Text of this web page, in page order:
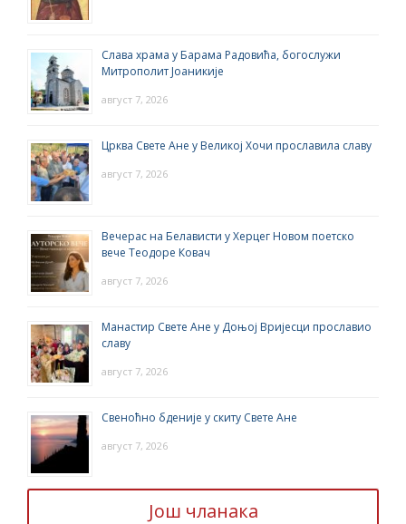
Слава храма у Барама Радовића, богослужи
Митрополит Јоаникије
август 7, 2026
Црква Свете Ане у Великој Хочи прославила славу
август 7, 2026
Вечерас на Белависти у Херцег Новом поетско
вече Теодоре Ковач
август 7, 2026
Манастир Свете Ане у Доњој Вријесци прославио
славу
август 7, 2026
Свеноћно бденије у скиту Свете Ане
август 7, 2026
Још чланака